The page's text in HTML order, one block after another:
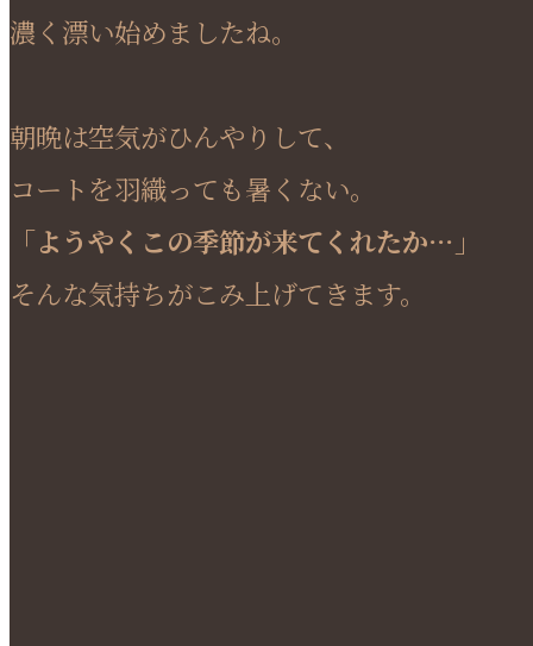
濃く漂い始めましたね。
朝晩は空気がひんやりして、
コートを羽織っても暑くない。
「ようやくこの季節が来てくれたか…」
そんな気持ちがこみ上げてきます。